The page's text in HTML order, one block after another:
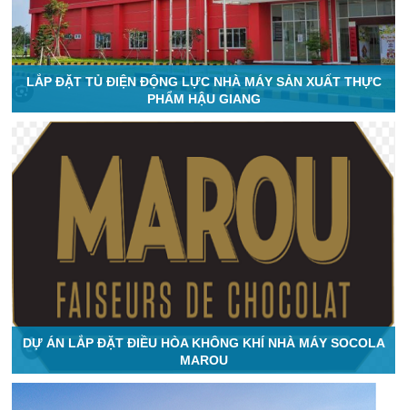
LẮP ĐẶT TỦ ĐIỆN ĐỘNG LỰC NHÀ MÁY SẢN XUẤT THỰC
PHẨM HẬU GIANG
DỰ ÁN LẮP ĐẶT ĐIỀU HÒA KHÔNG KHÍ NHÀ MÁY SOCOLA
MAROU